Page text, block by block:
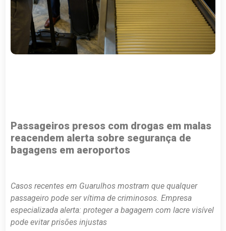
Passageiros presos com drogas em malas
reacendem alerta sobre segurança de
bagagens em aeroportos
Casos recentes em Guarulhos mostram que qualquer
passageiro pode ser vítima de criminosos. Empresa
especializada alerta: proteger a bagagem com lacre visível
pode evitar prisões injustas